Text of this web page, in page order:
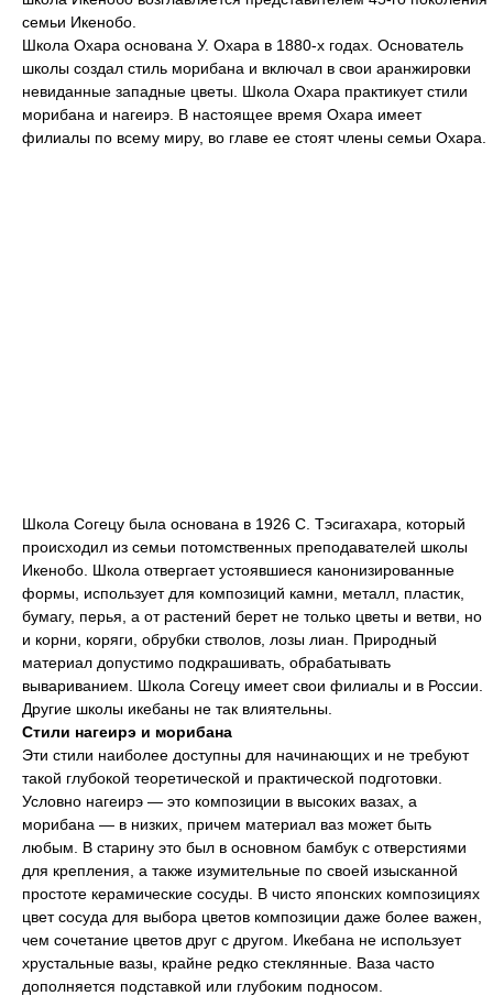
семьи Икенобо.
Школа Охара основана У. Охара в 1880-х годах. Основатель
школы создал стиль морибана и включал в свои аранжировки
невиданные западные цветы. Школа Охара практикует стили
морибана и нагеирэ. В настоящее время Охара имеет
филиалы по всему миру, во главе ее стоят члены семьи Охара.
Школа Согецу была основана в 1926 С. Тэсигахара, который
происходил из семьи потомственных преподавателей школы
Икенобо. Школа отвергает устоявшиеся канонизированные
формы, использует для композиций камни, металл, пластик,
бумагу, перья, а от растений берет не только цветы и ветви, но
и корни, коряги, обрубки стволов, лозы лиан. Природный
материал допустимо подкрашивать, обрабатывать
вывариванием. Школа Согецу имеет свои филиалы и в России.
Другие школы икебаны не так влиятельны.
Стили нагеирэ и морибана
Эти стили наиболее доступны для начинающих и не требуют
такой глубокой теоретической и практической подготовки.
Условно нагеирэ — это композиции в высоких вазах, а
морибана — в низких, причем материал ваз может быть
любым. В старину это был в основном бамбук с отверстиями
для крепления, а также изумительные по своей изысканной
простоте керамические сосуды. В чисто японских композициях
цвет сосуда для выбора цветов композиции даже более важен,
чем сочетание цветов друг с другом. Икебана не использует
хрустальные вазы, крайне редко стеклянные. Ваза часто
дополняется подставкой или глубоким подносом.